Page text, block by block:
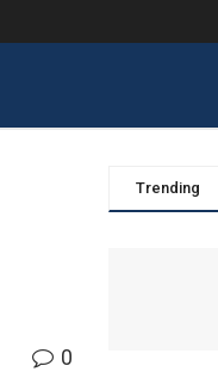
0
Trending